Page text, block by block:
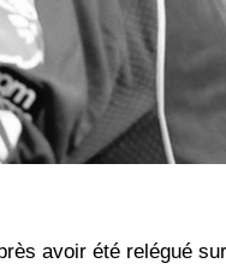
avoir été relégué